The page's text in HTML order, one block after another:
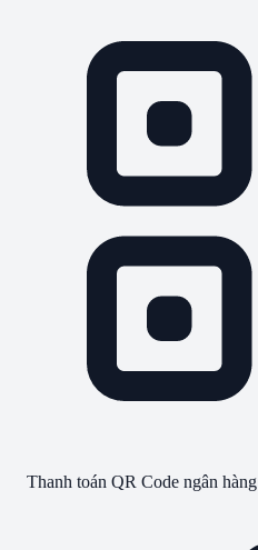
Thanh toán QR Code ngân hàng